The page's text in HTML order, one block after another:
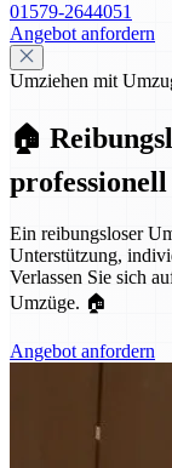
01579-2644051
Angebot anfordern
Umziehen mit
🏠
Ein reibungsloser
Unterstützung,
Verlassen Sie sich
Umzüge. 🏠
Angebot anfordern